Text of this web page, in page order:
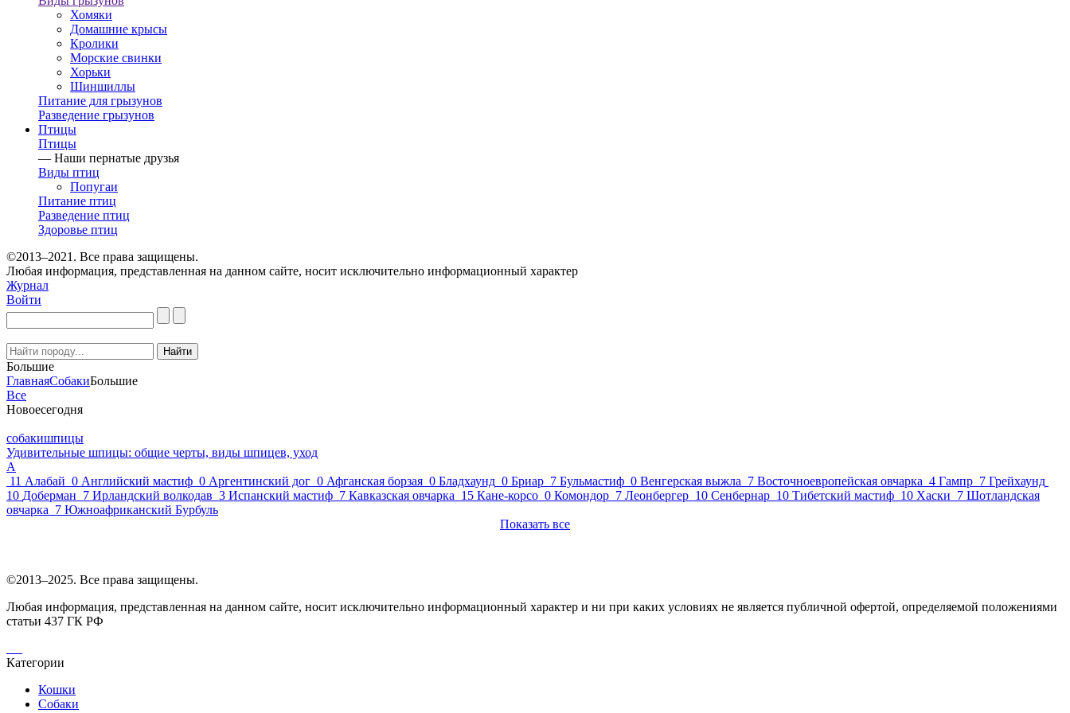
Хомяки
Домашние крысы
Кролики
Морские свинки
Хорьки
Шиншиллы
Питание для грызунов
Разведение грызунов
Птицы
Птицы
— Наши пернатые друзья
Виды птиц
Попугаи
Питание птиц
Разведение птиц
Здоровье птиц
©2013–2021 . Все права защищены.
Любая информация, представленная на данном сайте, носит исключительно информационный характер
Журнал
Войти
Большие
ГлавнаяСобакиБольшие
Все
Новоесегодня
собакишпицы
Удивительные шпицы: общие черты, виды шпицев, уход
А
11 Алабай 0 Английский мастиф 0 Аргентинский дог 0 Афганская борзая 0 Бладхаунд 0 Бриар 7 Бульмастиф 0 Венгерская выжла 7 Восточноевропейская овчарка 4 Гампр 7 Грейхаунд
10 Доберман 7 Ирландский волкодав 3 Испанский мастиф 7 Кавказская овчарка 15 Кане-корсо 0 Комондор 7 Леонбергер 10 Сенбернар 10 Тибетский мастиф 10 Хаски 7 Шотландская
овчарка 7 Южноафриканский Бурбуль
Показать все
©2013–2025. Все права защищены.
Любая информация, представленная на данном сайте, носит исключительно информационный характер и ни при каких условиях не является публичной офертой, определяемой положениями
статьи 437 ГК РФ
Категории
Кошки
Собаки